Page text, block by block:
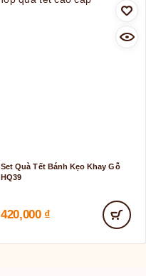
Set Quà Tết Bánh Kẹo Khay Gỗ
HQ39
420,000 ₫